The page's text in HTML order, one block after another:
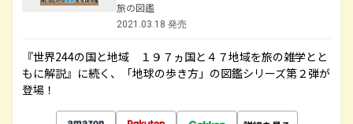
旅の図鑑
2021.03.18 発売
『世界244の国と地域 １９７ヵ国と４７地域を旅の雑学とと
もに解説』に続く、「地球の歩き方」の図鑑シリーズ第２弾が
登場！